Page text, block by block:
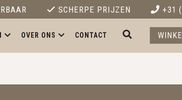
SCHERPE PRIJZEN +31
OVER ONS CONTACT